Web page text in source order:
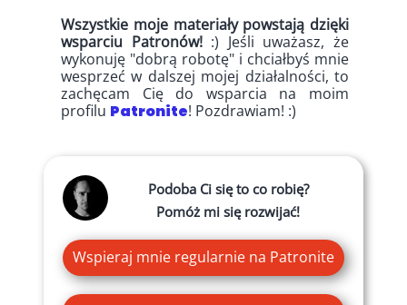
Wspieraj mnie regularnie na Patronite
Podoba Ci się to co robię?
Pomóż mi się rozwijać!
Wszystkie moje materiały powstają dzięki
wsparciu Patronów!:) Jeśli uważasz, że
wykonuję "dobrą robotę" i chciałbyś mnie
wesprzeć w dalszej mojej działalności, to
zachęcam Cię do wsparcia na moim
profilu Patronite! Pozdrawiam! :)